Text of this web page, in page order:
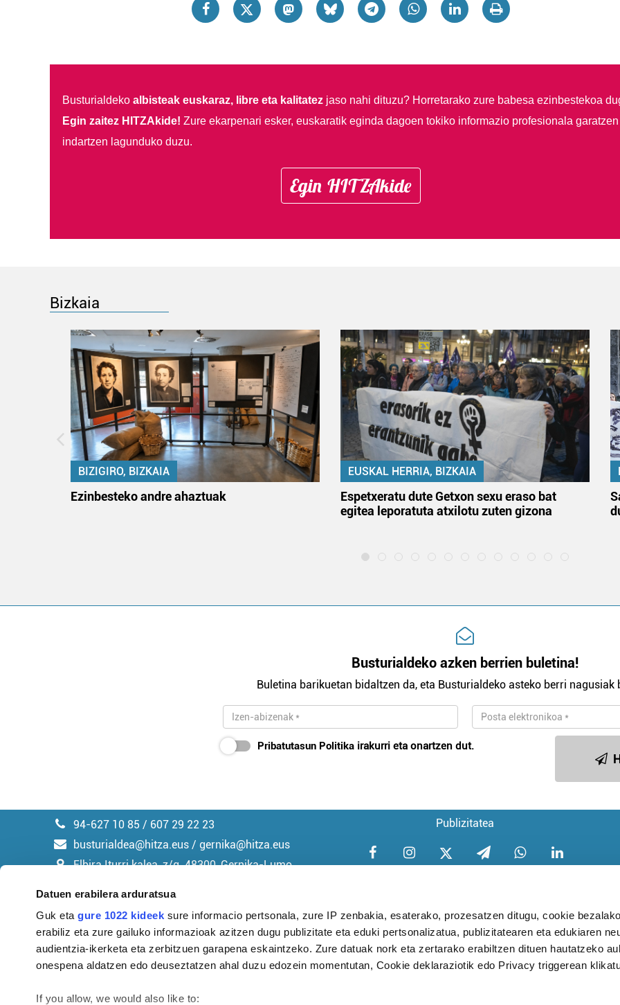
Datuen erabilera arduratsua
Guk etagure 1022 kideek sure informacio pertsonala, zure IP zenbakia, esaterako, prozesatzen ditugu, cookie
erabiliz eta zure gailuko informazioak azitzen dugu publizitate eta eduki pertsonalizatua, publizitatearen eta edukiaren
audientzia-ikerketa eta zerbitzuen garapena eskaintzeko. Zure datuak nork eta zertarako erabiltzen dituen hautatzeko
onespena aldatzen edo deuseztatzen ahal duzu edozein momentutan, Cookie deklaraziotik edo Privacy triggerean
If you allow, we would also like to:
Busturialdeko albisteak euskaraz, libre eta kalitatezjaso nahi dituzu? Horretarako zure babesa ezinbestekoa
Egin zaitez HITZAkide! Zure ekarpenari esker, euskaratik eginda dagoen tokiko informazio profesionala garatzen
indartzen lagunduko duzu.
Egin HITZAkide
Bizkaia
BIZIGIRO, BIZKAIA
Ezinbesteko andre ahaztuak
EUSKAL HERRIA, BIZKAIA
Espetxeratu dute Getxon sexu eraso bat
egitea leporatuta atxilotu zuten gizona
Busturialdeko azken berrien buletina!
Buletina barikuetan bidaltzen da, eta Busturialdeko asteko berri nagusiak
Pribatutasun Politika irakurri eta onartzen dut.
94-627 10 85 / 607 29 22 23
busturialdea@hitza.eus / gernika@hitza.eus
Elbira Iturri kalea, z/g. 48300, Gernika-Lumo
Publizitatea
Argitalpen politika Aniztasun politika Pribatutasun